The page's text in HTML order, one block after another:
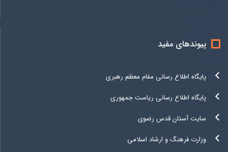
پیوندهای مفید
پایگاه اطلاع رسانی مقام معظم رهبری
پایگاه اطلاع رسانی ریاست جمهوری
سایت آستان قدس رضوی
وزارت فرهنگ و ارشاد اسلامی